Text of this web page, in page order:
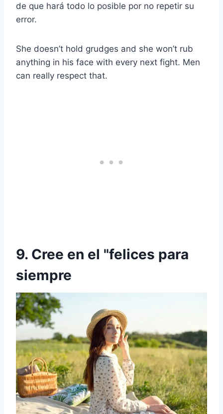
de que hará todo lo posible por no repetir su
error.
She doesn’t hold grudges and she won’t rub
anything in his face with every next fight. Men
can really respect that.
9. Cree en el "felices para
siempre